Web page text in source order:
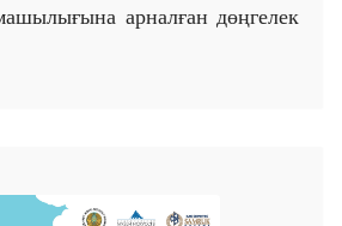
арналған дөңгелек